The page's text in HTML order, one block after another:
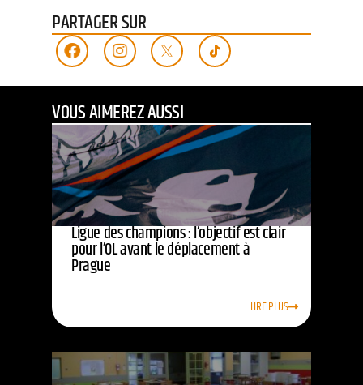
PARTAGER SUR
VOUS AIMEREZ AUSSI
Ligue des champions : l’objectif est clair
pour l’OL avant le déplacement à
Prague
LIRE PLUS